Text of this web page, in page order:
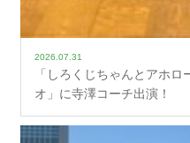
2026.07.31
「しろくじちゃんとアホ
オ」に寺澤コーチ出演！